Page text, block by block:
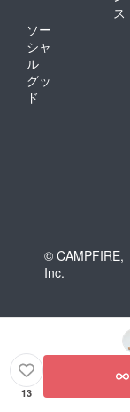
ス
ソー
シャ
ル
グッ
ド
© CAMPFIRE,
Inc.
13